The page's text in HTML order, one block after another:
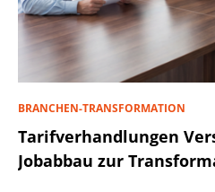
BRANCHEN-TRANSFORMATION
Tarifverhandlungen
Jobabbau zur